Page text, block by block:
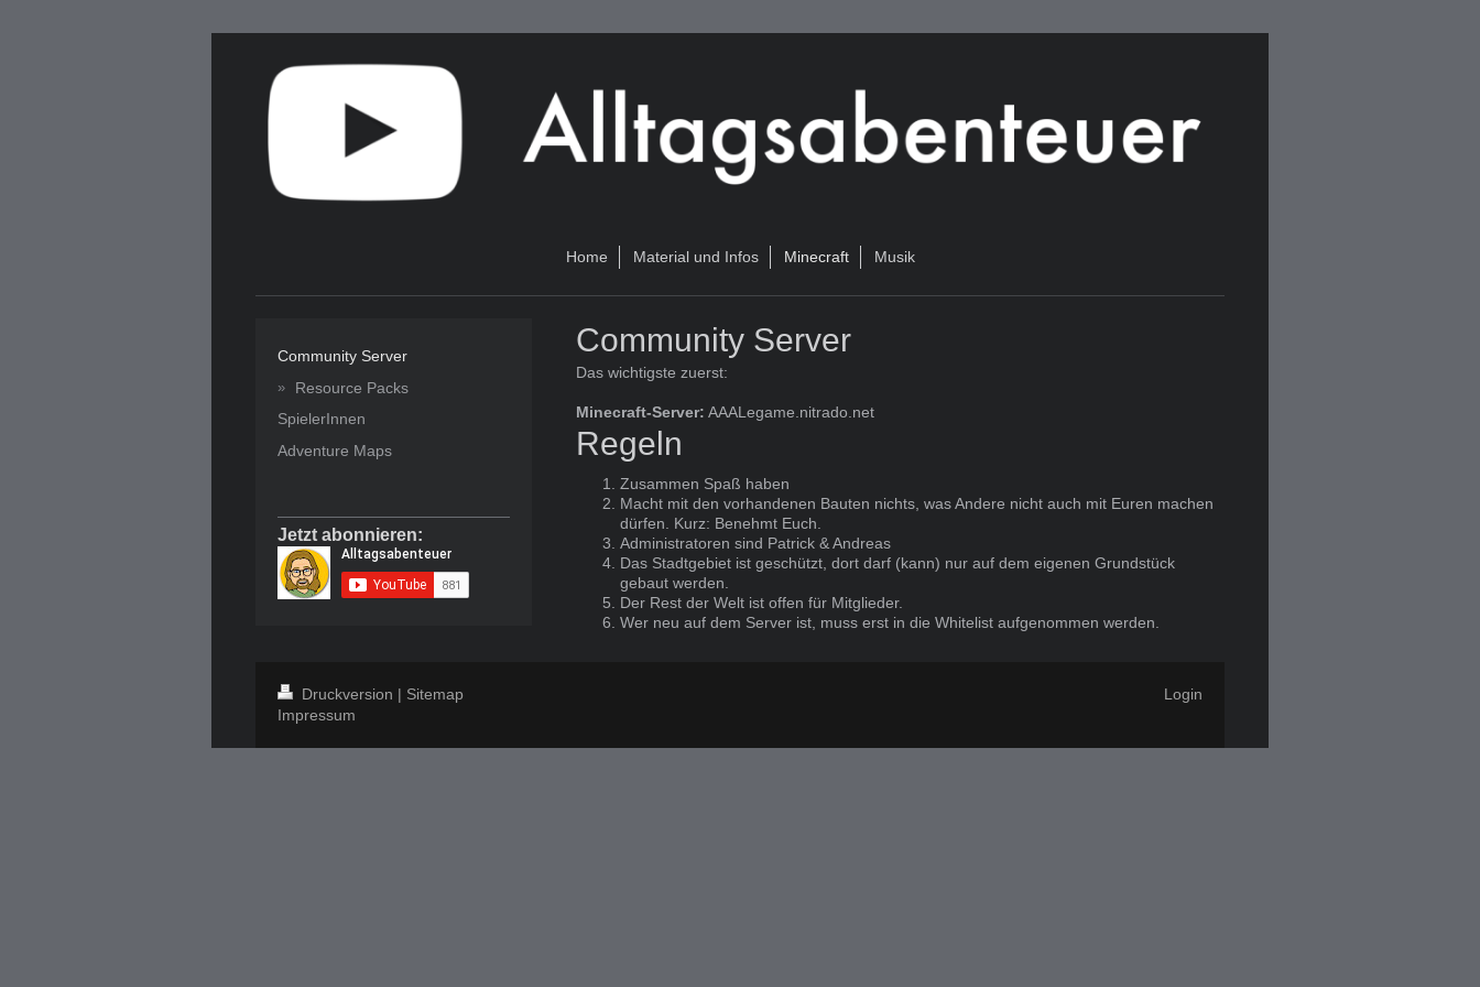
Home Material und Infos Minecraft Musik
Community Server
Das wichtigste zuerst:
Minecraft-Server: AAALegame.nitrado.net
Regeln
Zusammen Spaß haben
Macht mit den vorhandenen Bauten nichts, was Andere nicht auch mit Euren machen
dürfen. Kurz: Benehmt Euch.
Administratoren sind Patrick & Andreas
Das Stadtgebiet ist geschützt, dort darf (kann) nur auf dem eigenen Grundstück
gebaut werden.
Der Rest der Welt ist offen für Mitglieder.
Wer neu auf dem Server ist, muss erst in die Whitelist aufgenommen werden.
Community Server
Resource Packs
SpielerInnen
Adventure Maps
Jetzt abonnieren:
Druckversion | Sitemap
Impressum
Login